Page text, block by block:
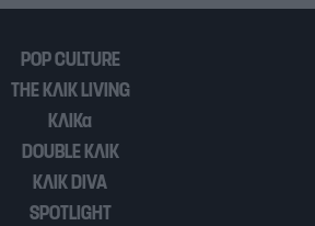
POP CULTURE
THE ΚΛΙΚ LIVING
ΚΛΙΚα
DOUBLE ΚΛΙΚ
ΚΛΙΚ DIVA
SPOTLIGHT